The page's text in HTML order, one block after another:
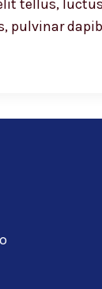
tellus,
pulvinar